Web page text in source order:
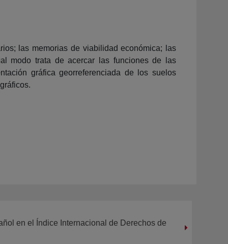
las memorias de viabilidad económica; las
modo trata de acercar las funciones de las
gráfica georreferenciada de los suelos
en el Índice Internacional de Derechos de